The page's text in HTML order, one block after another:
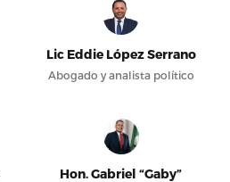
Lic Eddie López Serrano
Abogado y analista político
Hon. Gabriel “Gaby”